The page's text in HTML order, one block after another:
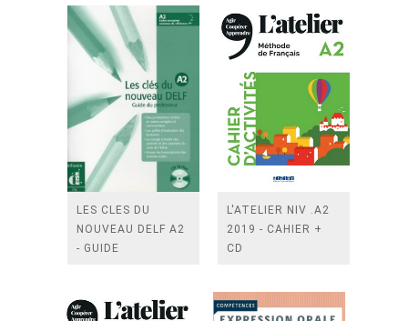
LES CLES DU
NOUVEAU DELF A2
- GUIDE
L'ATELIER NIV .A2
2019 - CAHIER +
CD